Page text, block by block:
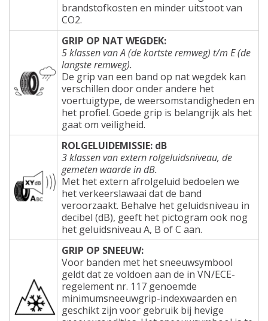
brandstofkosten en minder uitstoot van
CO2.
GRIP OP NAT WEGDEK:
5 klassen van A (de kortste remweg) t/m E (de
langste remweg).
De grip van een band op nat wegdek kan
verschillen door onder andere het
voertuigtype, de weersomstandigheden en
het profiel. Goede grip is belangrijk als het
gaat om veiligheid.
ROLGELUIDEMISSIE: dB
3 klassen van extern rolgeluidsniveau, de
gemeten waarde in dB.
Met het extern afrolgeluid bedoelen we
het verkeerslawaai dat de band
veroorzaakt. Behalve het geluidsniveau in
decibel (dB), geeft het pictogram ook nog
het geluidsniveau A, B of C aan.
GRIP OP SNEEUW:
Voor banden met het sneeuwsymbool
geldt dat ze voldoen aan de in VN/ECE-
regelement nr. 117 genoemde
minimumsneeuwgrip-indexwaarden en
geschikt zijn voor gebruik bij hevige